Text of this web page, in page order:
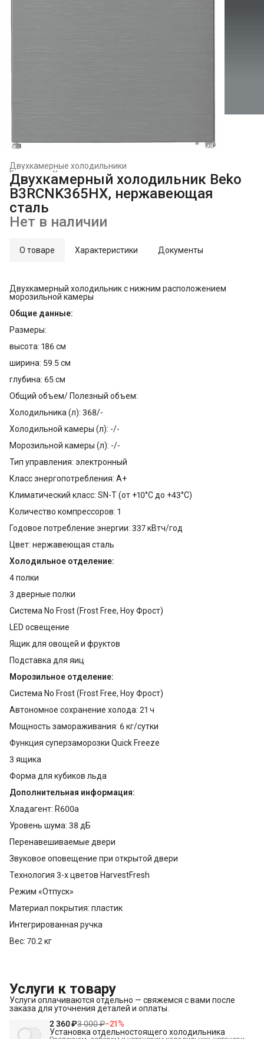
Двухкамерные холодильники
Холодильники и морозильники
Главная
Двухкамерный холодильник Beko
B3RCNK365HX, нержавеющая
сталь
Нет в наличии
О товаре Характеристики Документы
Двухкамерный холодильник с нижним расположением
морозильной камеры
Общие данные:
Размеры:
высота: 186 см
ширина: 59.5 см
глубина: 65 см
Общий объем/ Полезный объем:
Холодильника (л): 368/-
Холодильной камеры (л): -/-
Морозильной камеры (л): -/-
Тип управления: электронный
Класс энергопотребления: A+
Климатический класс: SN-T (от +10°С до +43°С)
Количество компрессоров: 1
Годовое потребление энергии: 337 кВтч/год
Цвет: нержавеющая сталь
Холодильное отделение:
4 полки
3 дверные полки
Система No Frost (Frost Free, Ноу Фрост)
LED освещение
Ящик для овощей и фруктов
Подставка для яиц
Морозильное отделение:
Система No Frost (Frost Free, Ноу Фрост)
Автономное сохранение холода: 21 ч
Мощность замораживания: 6 кг/сутки
Функция суперзаморозки Quick Freeze
3 ящика
Форма для кубиков льда
Дополнительная информация:
Хладагент: R600a
Уровень шума: 38 дБ
Перенавешиваемые двери
Звуковое оповещение при открытой двери
Технология 3-х цветов HarvestFresh
Режим «Отпуск»
Материал покрытия: пластик
Интегрированная ручка
Вес: 70.2 кг
Услуги к товару
Услуги оплачиваются отдельно — свяжемся с вами после
заказа для уточнения деталей и оплаты.
2 360 ₽3 000 ₽−21%
Установка отдельностоящего холодильника